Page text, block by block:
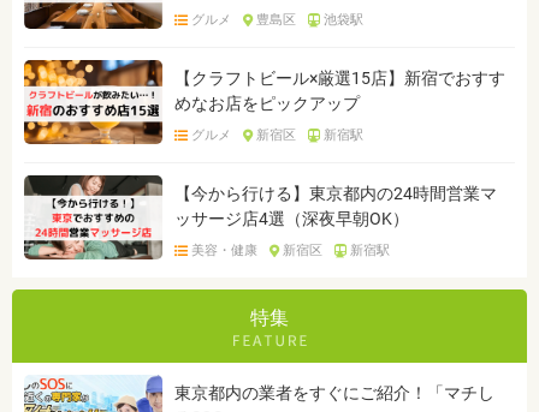
グルメ 豊島区 池袋駅
【クラフトビール×厳選15店】新宿でおすす
めなお店をピックアップ
グルメ 新宿区 新宿駅
【今から行ける】東京都内の24時間営業マ
ッサージ店4選（深夜早朝OK）
美容・健康 新宿区 新宿駅
特集
東京都内の業者をすぐにご紹介！「マチし